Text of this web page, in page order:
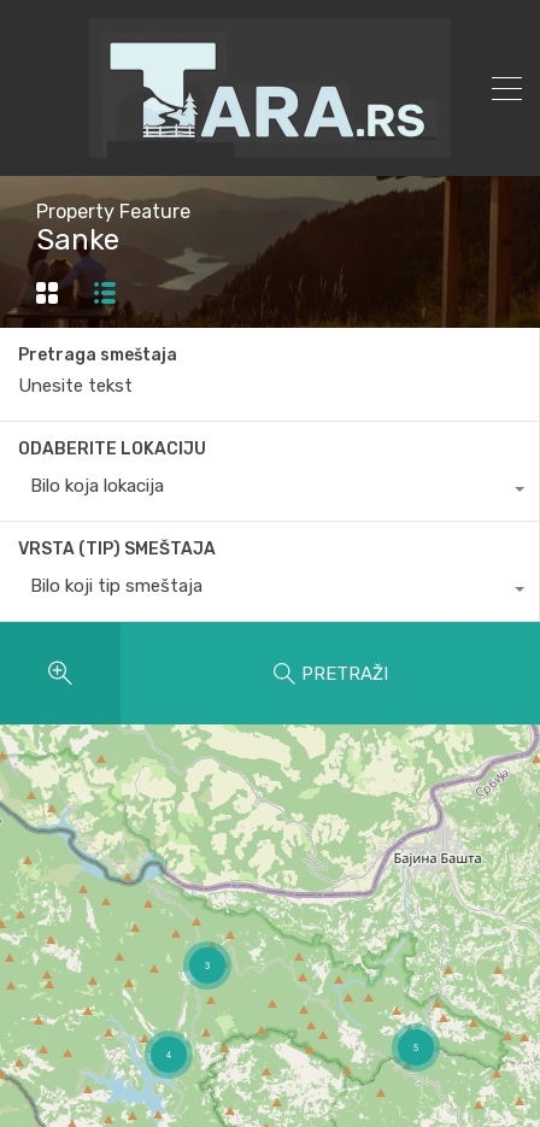
Property Feature
Sanke
Pretraga smeštaja
ODABERITE LOKACIJU
Bilo koja lokacija
VRSTA (TIP) SMEŠTAJA
Bilo koji tip smeštaja
PRETRAŽI
3
4
5